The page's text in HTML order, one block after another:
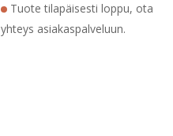
Tuote tilapäisesti loppu, ota
yhteys asiakaspalveluun.